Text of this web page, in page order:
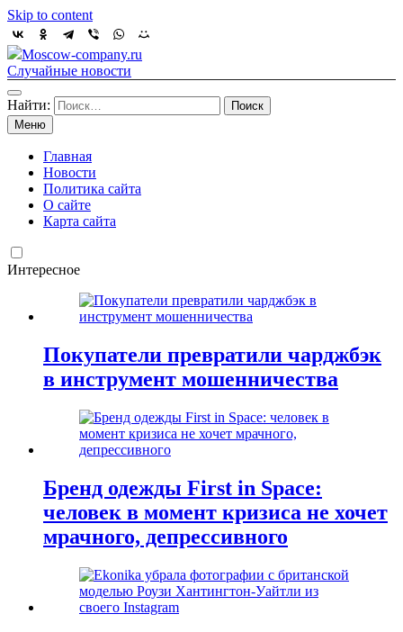
Skip to content
Moscow-company.ru
Случайные новости
Найти:
Меню
Главная
Новости
Политика сайта
О сайте
Карта сайта
Интересное
Покупатели превратили чарджбэк
в инструмент мошенничества
Бренд одежды First in Space:
человек в момент кризиса не хочет
мрачного, депрессивного